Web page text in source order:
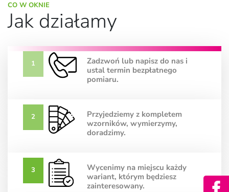
CO W OKNIE
Jak działamy
1
Zadzwoń lub napisz do nas i
ustal termin bezpłatnego
pomiaru.
2
Przyjedziemy z kompletem
wzorników, wymierzymy,
doradzimy.
3
Wycenimy na miejscu każdy
wariant, którym będziesz
zainteresowany.